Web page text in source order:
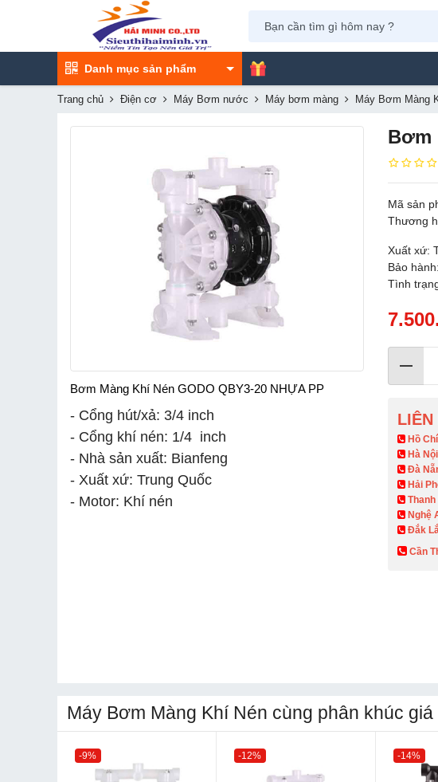
Danh mục sản phẩm
Trang chủ Điện cơ Máy Bơm nước Máy bơm màng Máy Bơm Màng
Bơm Màng Khí Nén GODO QBY3-20 NHỰA PP
- Cổng hút/xả: 3/4 inch
- Cổng khí nén: 1/4 inch
- Nhà sản xuất: Bianfeng
- Xuất xứ: Trung Quốc
- Motor: Khí nén
Bơm
Mã sản
Thương
Xuất xứ:
Bảo
Tình
LIÊN
Hồ
Hà
Đà
Hải
Nghệ
Đắk
Cần
Máy Bơm Màng Khí Nén cùng phân khúc giá
-9% -12% -14%